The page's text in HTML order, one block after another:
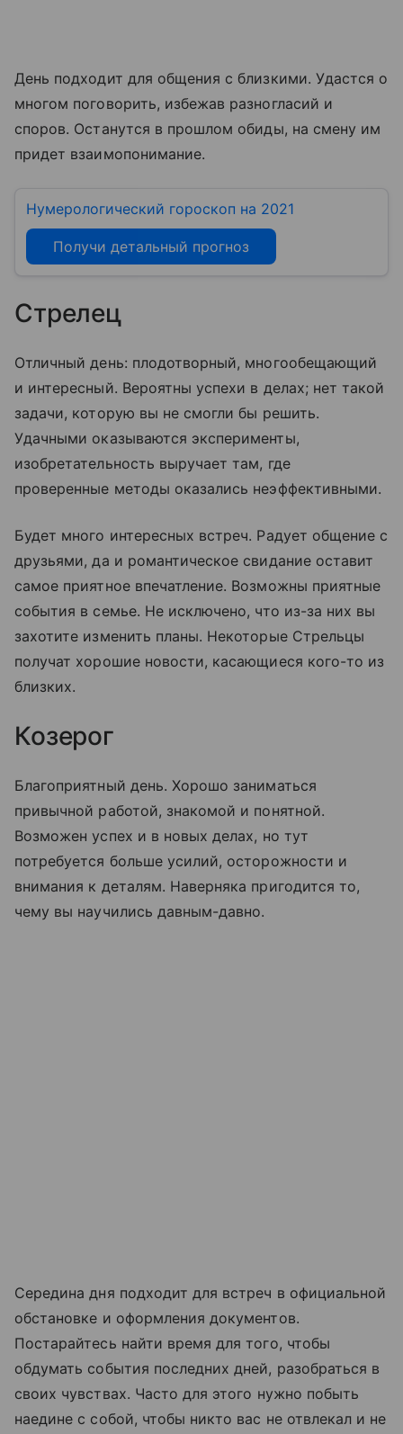
День подходит для общения с близкими. Удастся о
многом поговорить, избежав разногласий и
споров. Останутся в прошлом обиды, на смену им
придет взаимопонимание.
Нумерологический гороскоп на 2021
Получи детальный прогноз
Стрелец
Отличный день: плодотворный, многообещающий
и интересный. Вероятны успехи в делах; нет такой
задачи, которую вы не смогли бы решить.
Удачными оказываются эксперименты,
изобретательность выручает там, где
проверенные методы оказались неэффективными.
Будет много интересных встреч. Радует общение с
друзьями, да и романтическое свидание оставит
самое приятное впечатление. Возможны приятные
события в семье. Не исключено, что из-за них вы
захотите изменить планы. Некоторые Стрельцы
получат хорошие новости, касающиеся кого-то из
близких.
Козерог
Благоприятный день. Хорошо заниматься
привычной работой, знакомой и понятной.
Возможен успех и в новых делах, но тут
потребуется больше усилий, осторожности и
внимания к деталям. Наверняка пригодится то,
чему вы научились давным-давно.
Середина дня подходит для встреч в официальной
обстановке и оформления документов.
Постарайтесь найти время для того, чтобы
обдумать события последних дней, разобраться в
своих чувствах. Часто для этого нужно побыть
наедине с собой, чтобы никто вас не отвлекал и не